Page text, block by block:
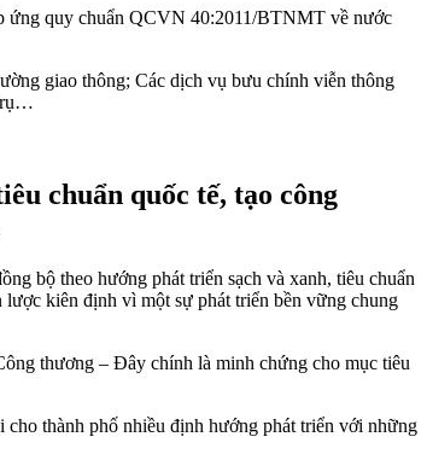
ứng quy chuẩn QCVN 40:2011/BTNMT về nước
giao thông; Các dịch vụ bưu chính viễn thông
chuẩn quốc tế, tạo công
bộ theo hướng phát triển sạch và xanh, tiêu chuẩn
kiên định vì một sự phát triển bền vững chung
thương – Đây chính là minh chứng cho mục tiêu
thành phố nhiều định hướng phát triển với những